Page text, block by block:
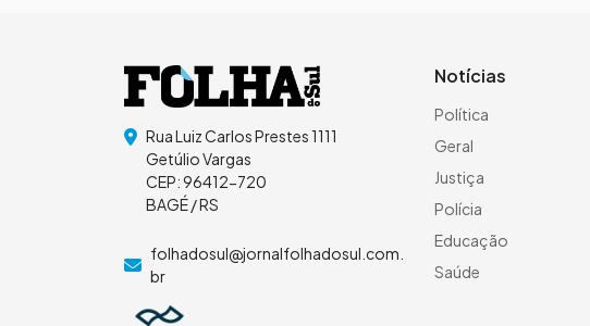
Rua Luiz Carlos Prestes 1111
Getúlio Vargas
CEP: 96412-720
BAGÉ / RS
folhadosul@jornalfolhadosul.com.
br
Notícias
Política
Geral
Justiça
Polícia
Educação
Saúde